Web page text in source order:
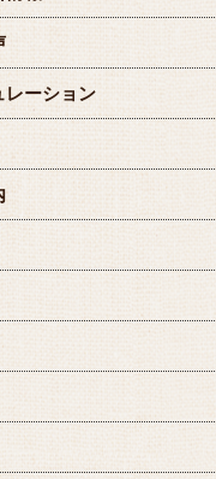
レーション